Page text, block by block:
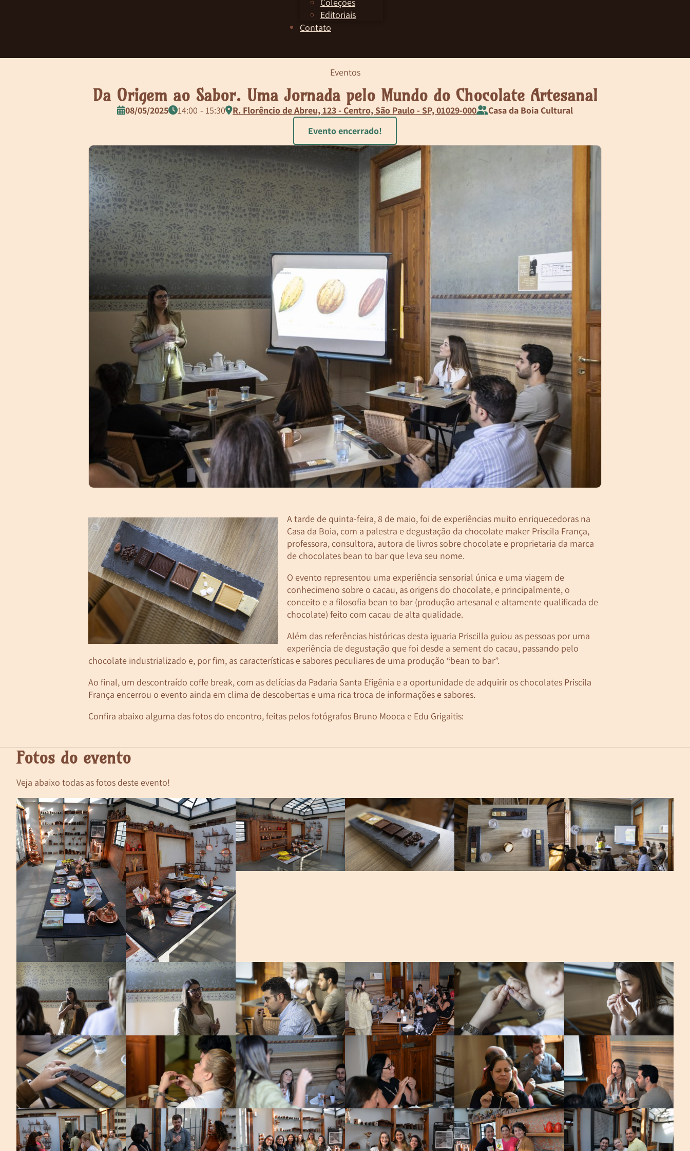
Editoriais
Contato
Da Origem ao Sabor. Uma Jornada pelo Mundo do Chocolate Artesanal
Eventos
08/05/2025 14:00 15:30 R. Florêncio de Abreu, 123 - Centro, São Paulo - SP, 01029-000
Casa da Boia Cultural
Evento encerrado!
A tarde de quinta-feira, 8 de maio, foi de experiências muito enriquecedoras na
Casa da Boia, com a palestra e degustação da chocolate maker Priscila França,
professora, consultora, autora de livros sobre chocolate e proprietaria da marca
de chocolates bean to bar que leva seu nome.
O evento representou uma experiência sensorial única e uma viagem de
conhecimeno sobre o cacau, as origens do chocolate, e principalmente, o
conceito e a filosofia bean to bar (produção artesanal e altamente qualificada de
chocolate) feito com cacau de alta qualidade.
Além das referências históricas desta iguaria Priscilla guiou as pessoas por uma
experiência de degustação que foi desde a sement do cacau, passando pelo
chocolate industrializado e, por fim, as características e sabores peculiares de uma produção “bean to bar”.
Ao final, um descontraído coffe break, com as delícias da Padaria Santa Efigênia e a oportunidade de adquirir os chocolates Priscila
França encerrou o evento ainda em clima de descobertas e uma rica troca de informações e sabores.
Confira abaixo alguma das fotos do encontro, feitas pelos fotógrafos Bruno Mooca e Edu Grigaitis:
Fotos do evento
Veja abaixo todas as fotos deste evento!